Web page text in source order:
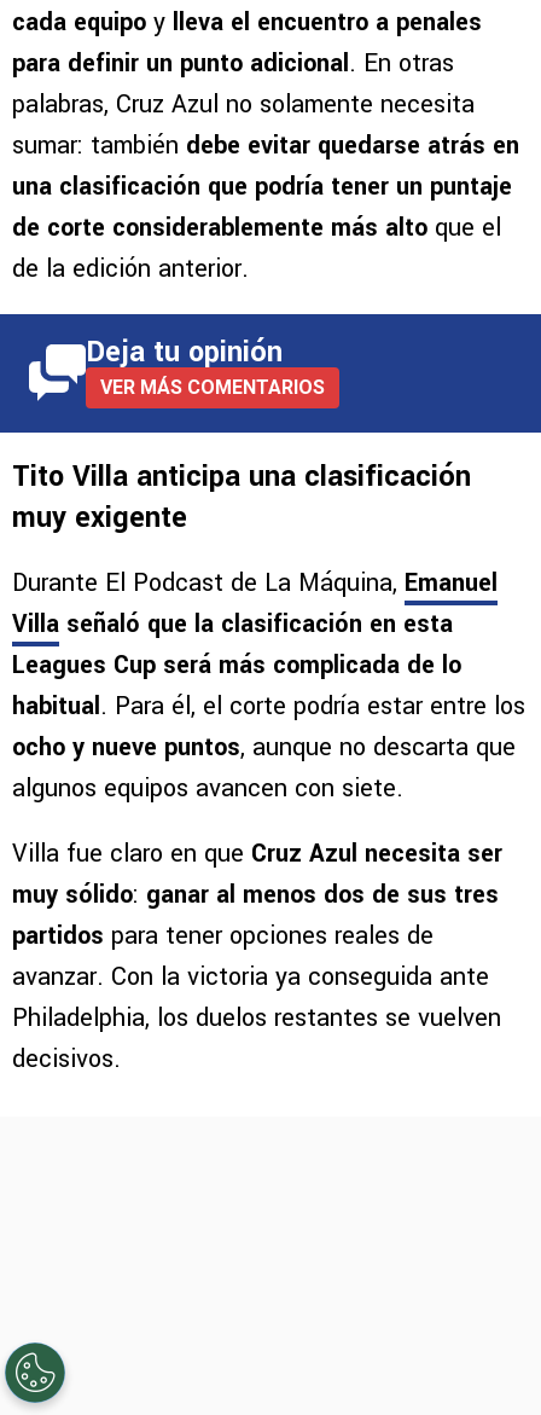
cada equipo y lleva el encuentro a penales
para definir un punto adicional. En otras
palabras, Cruz Azul no solamente necesita
sumar: también debe evitar quedarse atrás en
una clasificación que podría tener un puntaje
de corte considerablemente más alto que el
de la edición anterior.
Deja tu opinión
VER MÁS COMENTARIOS
Tito Villa anticipa una clasificación
muy exigente
Durante El Podcast de La Máquina, Emanuel
Villa señaló que la clasificación en esta
Leagues Cup será más complicada de lo
habitual. Para él, el corte podría estar entre los
ocho y nueve puntos, aunque no descarta que
algunos equipos avancen con siete.
Villa fue claro en que Cruz Azul necesita ser
muy sólido: ganar al menos dos de sus tres
partidos para tener opciones reales de
avanzar. Con la victoria ya conseguida ante
Philadelphia, los duelos restantes se vuelven
decisivos.